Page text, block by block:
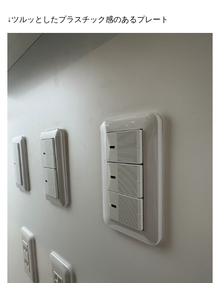
↓ツルッとしたプラスチック感のあるプレート